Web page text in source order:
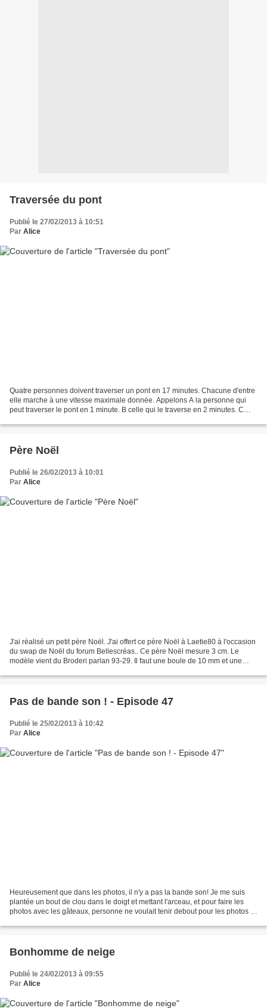
Traversée du pont
Publié le 27/02/2013 à 10:51
Par Alice
Quatre personnes doivent traverser un pont en 17 minutes. Chacune d'entre
elle marche à une vitesse maximale donnée. Appelons A la personne qui
peut traverser le pont en 1 minute. B celle qui le traverse en 2 minutes. C
Père Noël
Publié le 26/02/2013 à 10:01
Par Alice
J'ai réalisé un petit père Noël. J'ai offert ce père Noël à Laetie80 à l'occasion
du swap de Noël du forum Bellescréas.. Ce père Noël mesure 3 cm. Le
modèle vient du Broderi parlan 93-29. Il faut une boule de 10 mm et une
Pas de bande son ! - Episode 47
Publié le 25/02/2013 à 10:42
Par Alice
Heureusement que dans les photos, il n'y a pas la bande son! Je me suis
plantée un bout de clou dans le doigt et mettant l'arceau, et pour faire les
photos avec les gâteaux, personne ne voulait tenir debout pour les photos !
Bonhomme de neige
Publié le 24/02/2013 à 09:55
Par Alice